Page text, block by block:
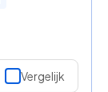
Vergelijk